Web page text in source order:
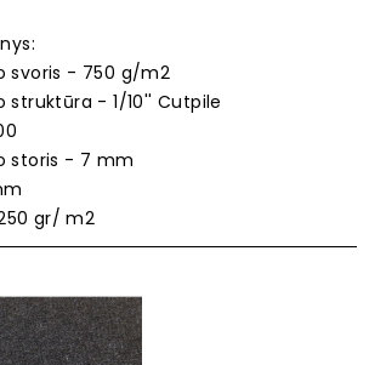
svoris - 750 g/m2
struktūra - 1/10'' Cutpile
storis - 7 mm
gr/ m2